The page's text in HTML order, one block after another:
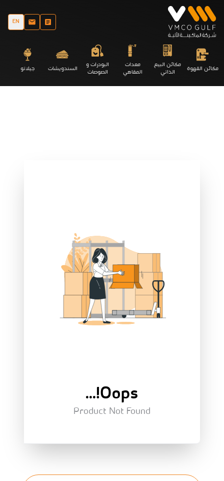
EN
مكائن القهوة مكائن البيع
الذاتي
معدات
المقاهي
البودرات و
الصوصات السندويشات جيلاتو
Oops!...
Product Not Found